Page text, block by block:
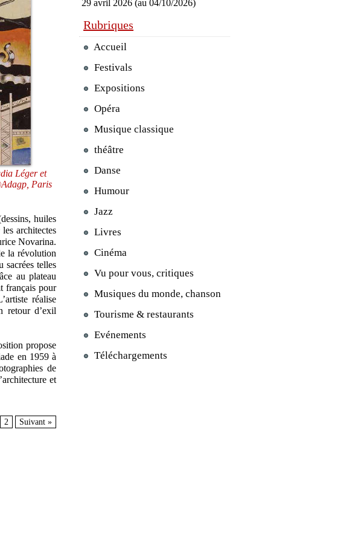
Léger et
Paris
huiles
architectes
Novarina.
la révolution
sacrées telles
au plateau
français pour
réalise
retour d’exil
propose
en 1959 à
de
et
2 Suivant »
29 avril 2026 (au 04/10/2026)
Rubriques
Accueil
Festivals
Expositions
Opéra
Musique classique
théâtre
Danse
Humour
Jazz
Livres
Cinéma
Vu pour vous, critiques
Musiques du monde, chanson
Tourisme & restaurants
Evénements
Téléchargements